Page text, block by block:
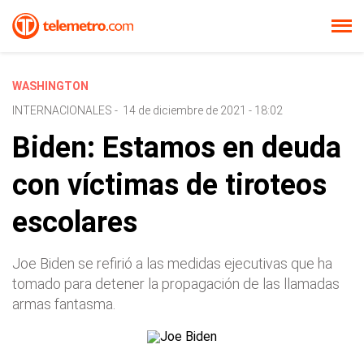
WASHINGTON
INTERNACIONALES - 14 de diciembre de 2021 - 18:02
Biden: Estamos en deuda
con víctimas de tiroteos
escolares
Joe Biden se refirió a las medidas ejecutivas que ha
tomado para detener la propagación de las llamadas
armas fantasma.